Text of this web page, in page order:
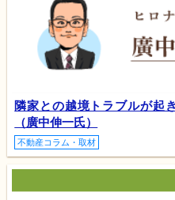
隣家との越境トラブルが起
（廣中伸一氏）
不動産コラム・取材